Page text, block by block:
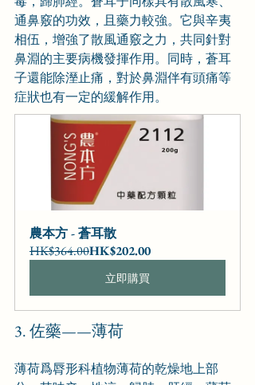
通鼻竅的功效，且藥力較強。它與辛夷
相伍，增強了散風通竅之力，共同針對
鼻淵的主要病機發揮作用。同時，蒼耳
子還能除溼止痛，對於鼻淵伴有頭痛等
症狀也有一定的緩解作用。
農本方 - 蒼耳散
HK$364.00HK$202.00
立即購買
3. 佐藥——薄荷
薄荷爲脣形科植物薄荷的乾燥地上部